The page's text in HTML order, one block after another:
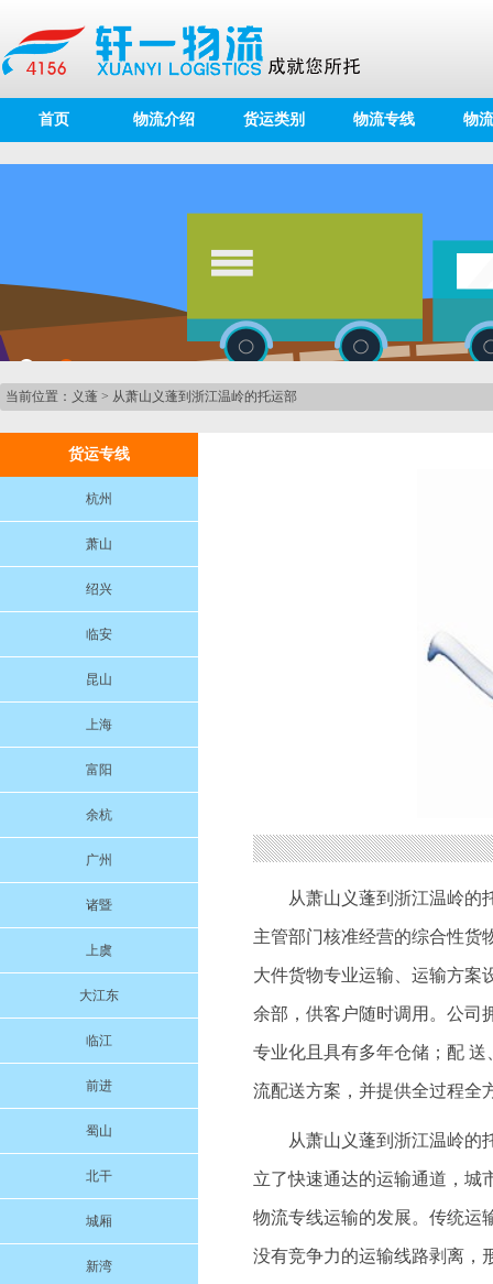
首页 物流介绍 货运类别 物流专线 物
当前位置： 义蓬 > 从萧山义蓬到浙江温岭的托运部
货运专线
杭州
萧山
绍兴
临安
昆山
上海
富阳
余杭
广州
诸暨
上虞
大江东
临江
前进
蜀山
北干
城厢
新湾
从萧山义蓬到浙江温岭的
主管部门核准经营的综合性货
大件货物专业运输、运输方案
余部，供客户随时调用。公司
专业化且具有多年仓储；配
流配送方案，并提供全过程全
从萧山义蓬到浙江温岭的
立了快速通达的运输通道，城
物流专线运输的发展。传统运
没有竞争力的运输线路剥离，